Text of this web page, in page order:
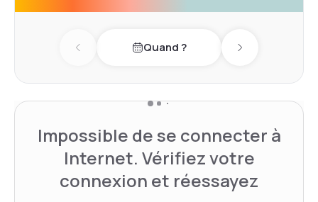
Previous dayQuand ? Next day
Impossible de se connecter à
Internet. Vérifiez votre
connexion et réessayez